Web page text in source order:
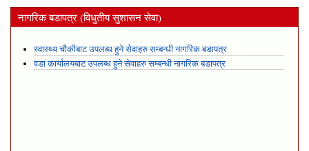
नागरिक बडापत्र (विधुतीय सुशासन सेवा)
स्वास्थ्य चौकीबाट उपलब्ध हुने सेवाहरु सम्बन्धी नागरिक बडापत्र
वडा कार्यालयबाट उपलब्ध हुने सेवाहरु सम्बन्धी नागरिक बडापत्र